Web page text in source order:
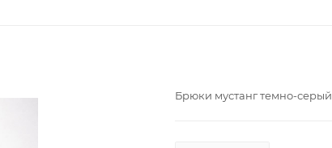
Брюки мустанг темно-серый